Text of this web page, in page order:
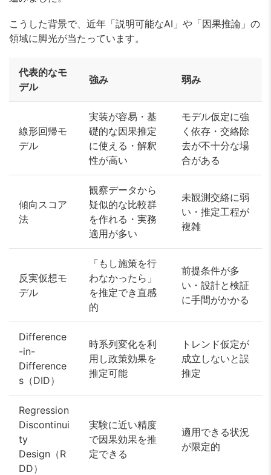
こうした背景で、近年「説明可能なAI」や「因果推論」の
領域に脚光が当たっています。
代表的なモ
デル
強み 弱み
線形回帰モ
デル
実装が容易・基
礎的な因果推定
に使える・解釈
性が高い
モデル仮定に強
く依存・交絡除
去が不十分な場
合がある
傾向スコア
法
観察データから
疑似的な比較群
を作れる・実務
適用が多い
未観測交絡に弱
い・推定工程が
複雑
反実仮想モ
デル
「もし施策を行
わなかったら」
を推定でき直感
的
前提条件が多
い・設計と検証
に手間がかかる
Difference
-in-
Difference
s（DID）
時系列変化を利
用し政策効果を
推定可能
トレンド仮定が
成立しないと誤
推定
Regression
Discontinui
ty
Design（R
DD）
実験に近い精度
で因果効果を推
定できる
適用できる状況
が限定的